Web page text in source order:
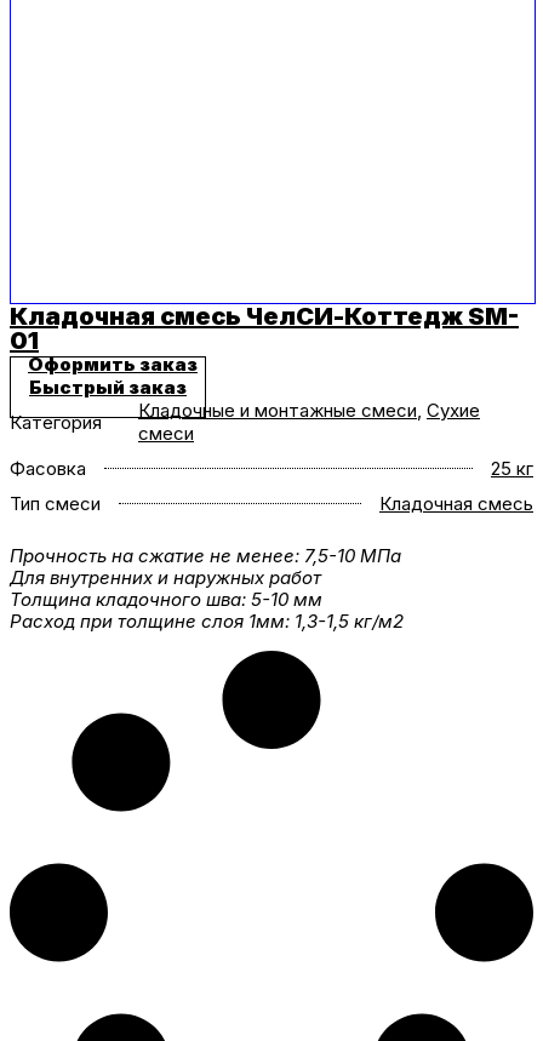
Кладочная смесь ЧелСИ-Коттедж SM-
01
Оформить заказ
Быстрый заказ
Категория
Кладочные и монтажные смеси, Сухие
смеси
Фасовка
25 кг
Тип смеси
Кладочная смесь
Прочность на сжатие не менее: 7,5-10 МПа
Для внутренних и наружных работ
Толщина кладочного шва: 5-10 мм
Расход при толщине слоя 1мм: 1,3-1,5 кг/м2